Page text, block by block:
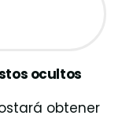
ocultos
obtener